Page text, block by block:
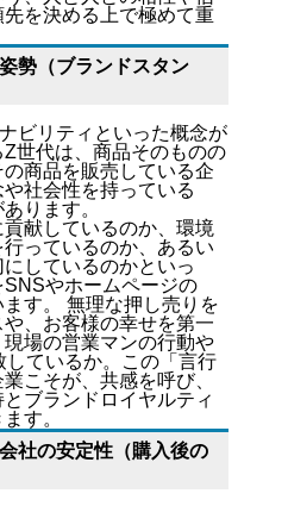
を決める上で極めて重
勢（ブランドスタン
ビリティといった概念が
世代は、商品そのものの
商品を販売している企
社会性を持っている
ります。
献しているのか、環境
っているのか、あるい
しているのかといっ
やホームページの
す。 無理な押し売りを
、お客様の幸せを第一
場の営業マンの行動や
ているか。この「言行
こそが、共感を呼び、
ブランドロイヤルティ
す。
社の安定性（購入後の